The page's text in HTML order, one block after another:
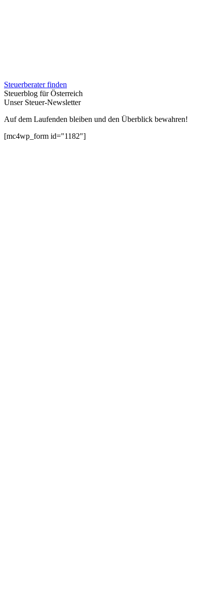
Steuerberater finden
Steuerblog für Österreich
Unser Steuer-Newsletter
Auf dem Laufenden bleiben und den Überblick bewahren!
[mc4wp_form id="1182"]